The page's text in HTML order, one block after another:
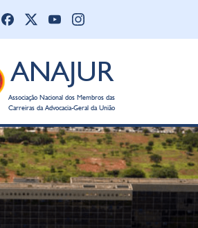
ANAJUR
Associação Nacional dos Membros das
Carreiras da Advocacia-Geral da União